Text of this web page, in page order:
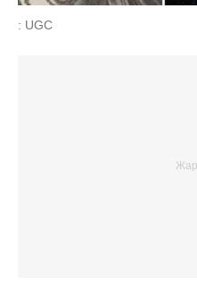
: UGC